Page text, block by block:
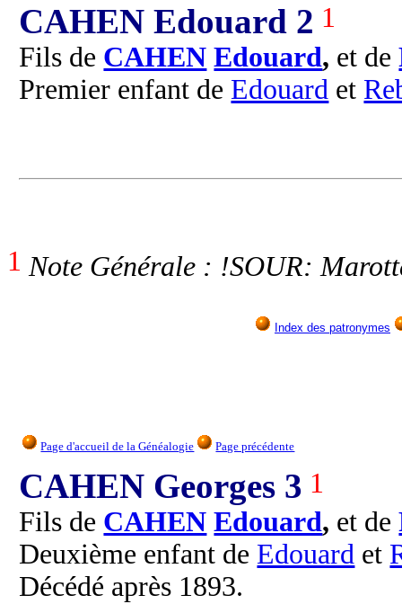
CAHEN Edouard 2 1
Fils de CAHEN Edouard, et de
Premier enfant de Edouard et
1 Note Générale : !SOUR:
Index des patronymes
Page d'accueil de la Généalogie Page précédente
CAHEN Georges 3 1
Fils de CAHEN Edouard, et de
Deuxième enfant de Edouard et
Décédé après 1893.